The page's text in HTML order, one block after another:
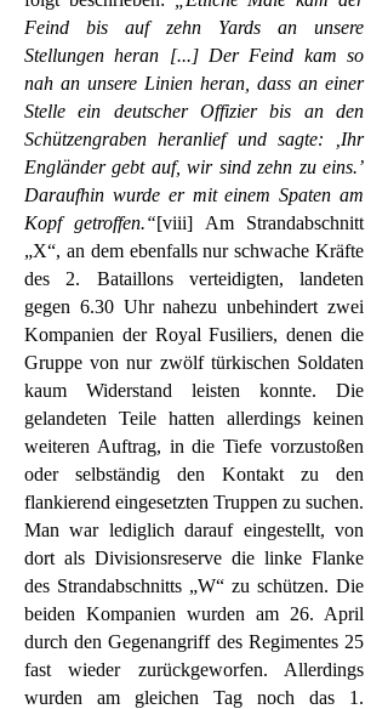
Feind bis auf zehn Yards an unsere
Stellungen heran [...] Der Feind kam so
nah an unsere Linien heran, dass an einer
Stelle ein deutscher Offizier bis an den
Schützengraben heranlief und sagte: ‚Ihr
Engländer gebt auf, wir sind zehn zu eins.’
Daraufhin wurde er mit einem Spaten am
Kopf getroffen.“[viii] Am Strandabschnitt
„X“, an dem ebenfalls nur schwache Kräfte
des 2. Bataillons verteidigten, landeten
gegen 6.30 Uhr nahezu unbehindert zwei
Kompanien der Royal Fusiliers, denen die
Gruppe von nur zwölf türkischen Soldaten
kaum Widerstand leisten konnte. Die
gelandeten Teile hatten allerdings keinen
weiteren Auftrag, in die Tiefe vorzustoßen
oder selbständig den Kontakt zu den
flankierend eingesetzten Truppen zu suchen.
Man war lediglich darauf eingestellt, von
dort als Divisionsreserve die linke Flanke
des Strandabschnitts „W“ zu schützen. Die
beiden Kompanien wurden am 26. April
durch den Gegenangriff des Regimentes 25
fast wieder zurückgeworfen. Allerdings
wurden am gleichen Tag noch das 1.